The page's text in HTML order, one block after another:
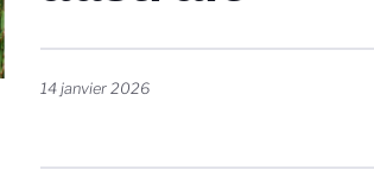
14 janvier 2026